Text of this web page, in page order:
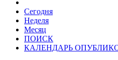
Сегодня
Неделя
Месяц
ПОИСК
КАЛЕНДАРЬ